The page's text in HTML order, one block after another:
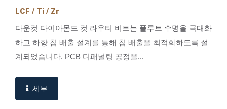
LCF / Ti / Zr
다운컷 다이아몬드 컷 라우터 비트는 플루트 수명을 극대화
하고 하향 칩 배출 설계를 통해 칩 배출을 최적화하도록 설
계되었습니다. PCB 디패널링 공정을...
세부